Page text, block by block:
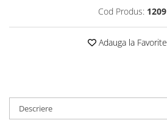
Cod Produs: 1209
Adauga la Favorite
Descriere